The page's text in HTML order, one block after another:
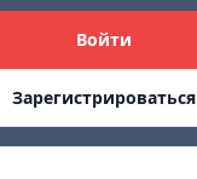
Войти
Зарегистрироваться